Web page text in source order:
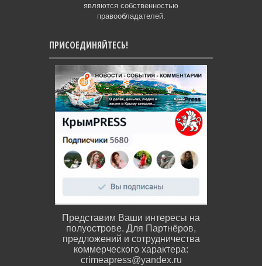
являются собственностью
правообладателей.
ПРИСОЕДИНЯЙТЕСЬ!
Представим Ваши интересы на
полуострове. Для Партнёров,
предложений и сотрудничества
коммерческого характера:
crimeapress@yandex.ru